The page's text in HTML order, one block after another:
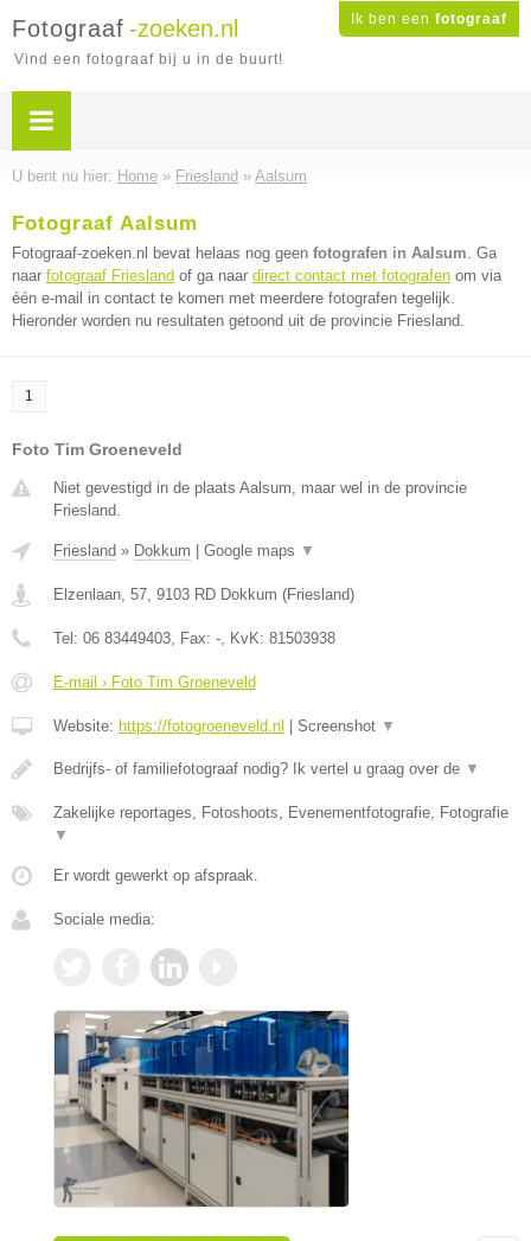
Ik ben een fotograaf
Fotograaf -zoeken.nl
Vind een fotograaf bij u in de buurt!
U bent nu hier: Home » Friesland » Aalsum
Fotograaf Aalsum
Fotograaf-zoeken.nl bevat helaas nog geen fotografen in Aalsum. Ga
naar fotograaf Friesland of ga naar direct contact met fotografen om via
één e-mail in contact te komen met meerdere fotografen tegelijk.
Hieronder worden nu resultaten getoond uit de provincie Friesland.
1
Foto Tim Groeneveld
Niet gevestigd in de plaats Aalsum, maar wel in de provincie
Friesland.
Friesland » Dokkum Google maps ▼
Elzenlaan, 57, 9103 RD Dokkum (Friesland)
Tel: 06 83449403, Fax: -, KvK: 81503938
E-mail › Foto Tim Groeneveld
Website: https://fotogroeneveld.nl Screenshot ▼
Bedrijfs- of familiefotograaf nodig? Ik vertel u graag over de ▼
Zakelijke reportages, Fotoshoots, Evenementfotografie, Fotografie
▼
Er wordt gewerkt op afspraak.
Sociale media: